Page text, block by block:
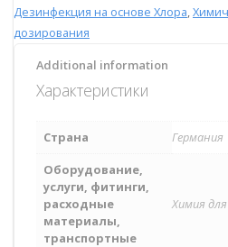
Дезинфекция на основе Хлора,
дозирования
Additional information
Характеристики
Страна
Германия
Оборудование,
услуги, фитинги,
расходные
материалы,
транспортные
Химия